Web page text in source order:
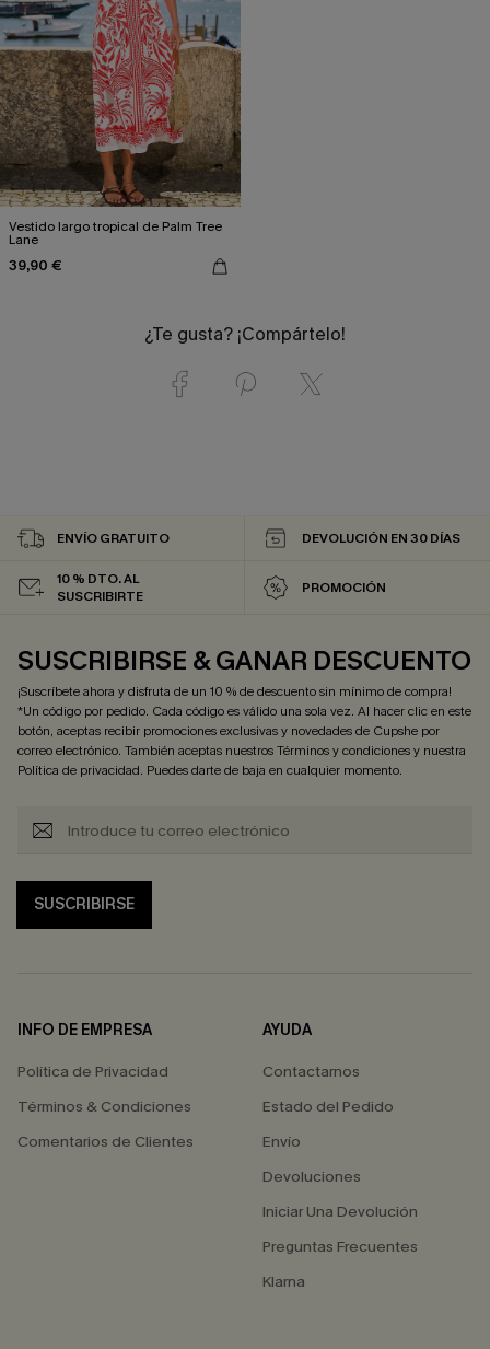
Vestido largo tropical de Palm Tree
Lane
39,90 €
¿Te gusta? ¡Compártelo!
ENVÍO GRATUITO DEVOLUCIÓN EN 30 DÍAS
10 % DTO. AL
SUSCRIBIRTE
PROMOCIÓN
SUSCRIBIRSE & GANAR DESCUENTO
¡Suscríbete ahora y disfruta de un 10 % de descuento sin mínimo de compra!
*Un código por pedido. Cada código es válido una sola vez. Al hacer clic en este
botón, aceptas recibir promociones exclusivas y novedades de Cupshe por
correo electrónico. También aceptas nuestrosTérminos y condicionesy nuestra
Política de privacidad. Puedes darte de baja en cualquier momento.
SUSCRIBIRSE
INFO DE EMPRESA
Política de Privacidad
Términos & Condiciones
Comentarios de Clientes
AYUDA
Contactarnos
Estado del Pedido
Envío
Devoluciones
Iniciar Una Devolución
Preguntas Frecuentes
Klarna